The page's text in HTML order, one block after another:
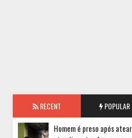
RECENT POPULAR
Homem é preso após